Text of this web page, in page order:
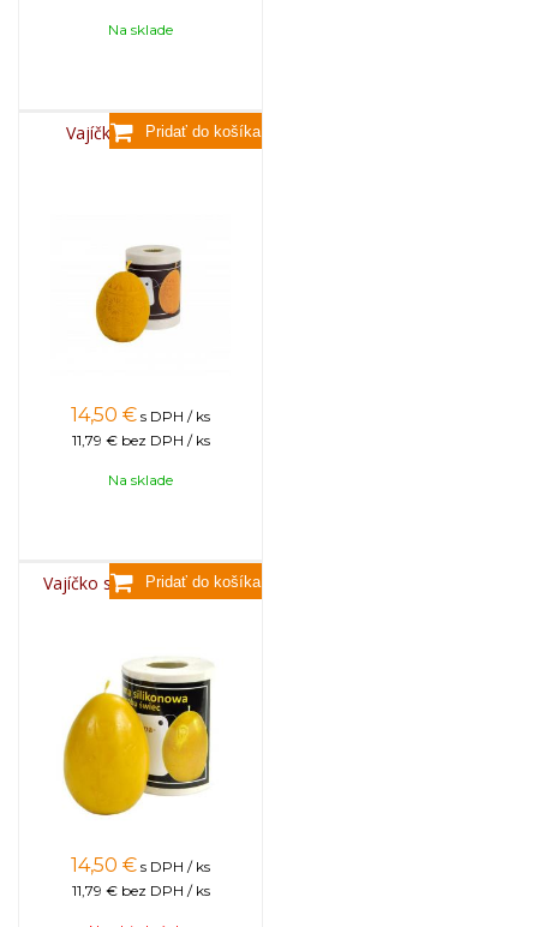
Na sklade
Vajíčko veľkonočné
14,50 € s DPH / ks
11,79 € bez DPH / ks
Na sklade
Vajíčko s tulipánom malé
14,50 € s DPH / ks
11,79 € bez DPH / ks